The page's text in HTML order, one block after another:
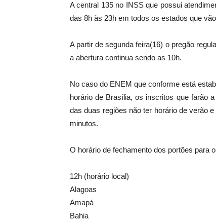
A central 135 no INSS que possui
das 8h às 23h em todos os estados que
A partir de segunda feira(16) o pregão
a abertura continua sendo as 10h.
No caso do ENEM que conforme está
horário de Brasília, os inscritos que farão
das duas regiões não ter horário de verão
minutos.
O horário de fechamento dos portões para
12h (horário local)
Alagoas
Amapá
Bahia